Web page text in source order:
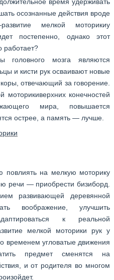
время удерживать
осознанные действия вроде
мелкой моторикиу
постепенно, однако этот
работает?
головного мозга являются
и кисти рук осваивают новые
коры, отвечающий за говорение.
моторикиверхних конечностей
мира, повышается
острее, а память — лучше.
на мелкую моторику
речи — приобрести бизиборд.
развивающей деревянной
воображение, улучшить
к реальной
мелкой моторики рук у
временем угловатые движения
предмет сменятся на
и от родителя во многом